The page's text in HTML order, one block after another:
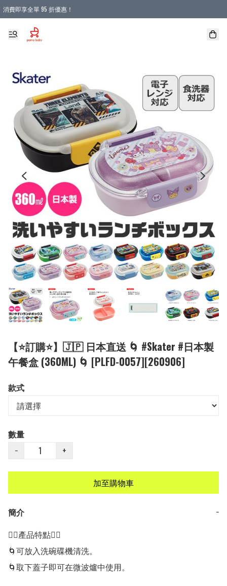
消費即享全單 95 折優惠！
購物滿 HKD 900.00即享免運費優惠！（適用於 本地送貨、本地取貨 )
【⭐訂購⭐】🇯🇵 日本直送 🌀 #Skater #日本製
午餐盒 (360ML) 🌀 [PLFD-0057][260906]
款式
數量
−
+
加至購物車
簡介
−
👍🏻產品特點👍🏻
🌀可放入洗碗碟機清洗。
🌀取下蓋子即可在微波爐中使用。